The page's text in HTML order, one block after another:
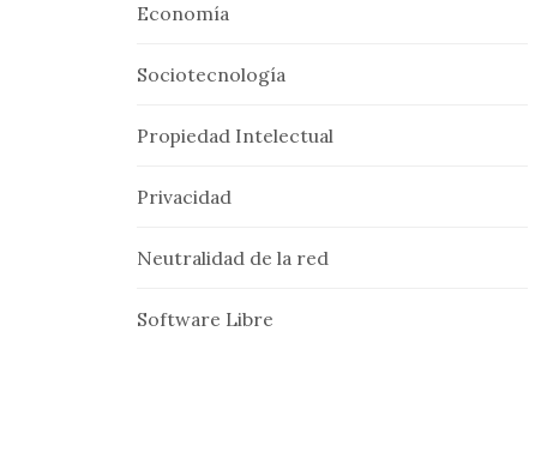
Economía
Sociotecnología
Propiedad Intelectual
Privacidad
Neutralidad de la red
Software Libre